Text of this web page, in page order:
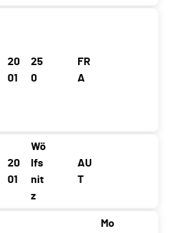
20
01
25
0
FR
A
20
01
Wö
lfs
nit
z
AU
T
Mo